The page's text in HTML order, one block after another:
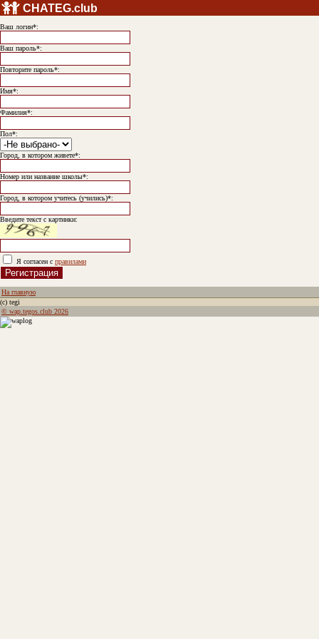
CHATEG.club
Ваш логин*:
Ваш пароль*:
Повторите пароль*:
Имя*:
Фамилия*:
Пол*:
Город, в котором живете*:
Номер или название школы*:
Город, в котором учитесь (учились)*:
Введите текст с картинки:
Я согласен с правилами
На главную
(с) tegi
© wap.tegos.club 2026